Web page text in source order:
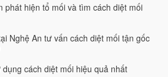
phát hiện tổ mối và tìm cách diệt mối
Nghệ An tư vấn cách diệt mối tận gốc
cách diệt mối hiệu quả nhất